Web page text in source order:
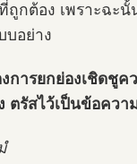
กต้อง เพราะฉะ
บอย่าง
ารยกย่องเชิดชู
รัสไว้เป็นข้อควา